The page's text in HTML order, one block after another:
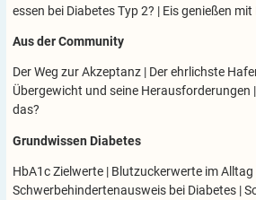
essen bei Diabetes Typ 2? | Eis genießen mit
Aus der Community
Der Weg zur Akzeptanz | Der ehrlichste
Übergewicht und seine Herausforderungen |
das?
Grundwissen Diabetes
HbA1c Zielwerte | Blutzuckerwerte im Alltag
Schwerbehindertenausweis bei Diabetes |